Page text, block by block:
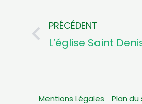
Précédent
PRÉCÉDENT
L’église Saint
Mentions Légales Plan du